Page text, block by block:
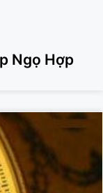
Ngọ Hợp